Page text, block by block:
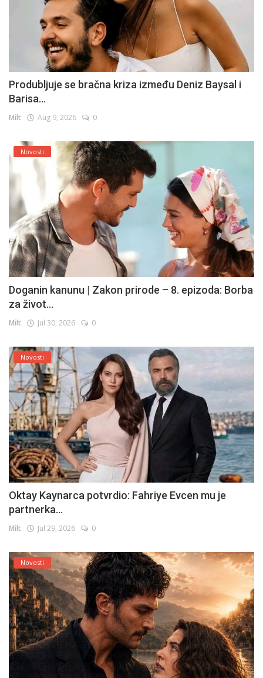
Produbljuje se bračna kriza između Deniz Baysal i
Barisa...
Milt Aug 9, 2026 0
Novosti
Doganin kanunu | Zakon prirode – 8. epizoda: Borba
za život...
Milt Jul 30, 2026 0
Novosti
Oktay Kaynarca potvrdio: Fahriye Evcen mu je
partnerka...
Milt Jul 29, 2026 0
Novosti